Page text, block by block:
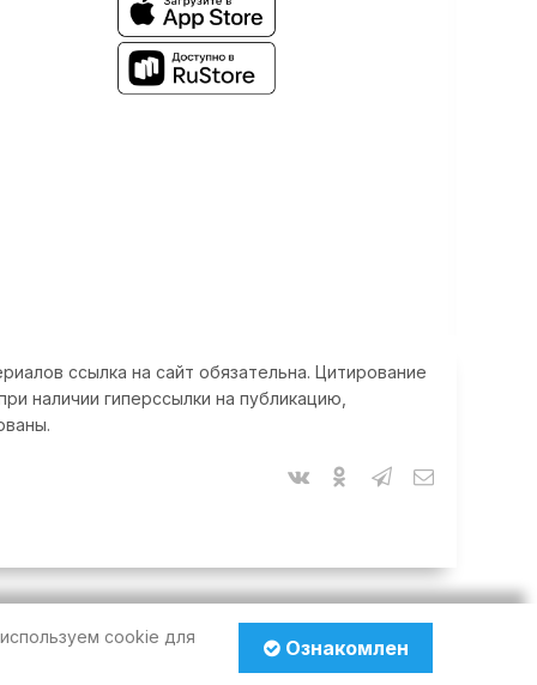
ссылка на сайт обязательна. Цитирование
наличии гиперссылки на публикацию,
cookie для Ознакомлен